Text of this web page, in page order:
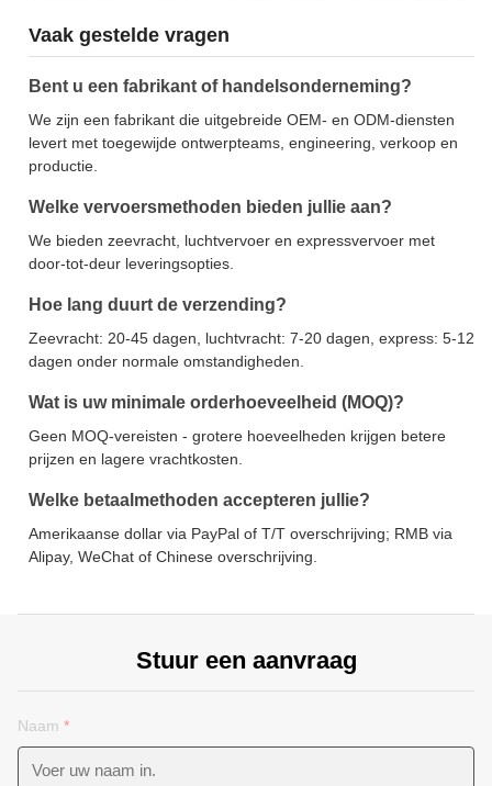
Vaak gestelde vragen
Bent u een fabrikant of handelsonderneming?
We zijn een fabrikant die uitgebreide OEM- en ODM-diensten
levert met toegewijde ontwerpteams, engineering, verkoop en
productie.
Welke vervoersmethoden bieden jullie aan?
We bieden zeevracht, luchtvervoer en expressvervoer met
door-tot-deur leveringsopties.
Hoe lang duurt de verzending?
Zeevracht: 20-45 dagen, luchtvracht: 7-20 dagen, express: 5-12
dagen onder normale omstandigheden.
Wat is uw minimale orderhoeveelheid (MOQ)?
Geen MOQ-vereisten - grotere hoeveelheden krijgen betere
prijzen en lagere vrachtkosten.
Welke betaalmethoden accepteren jullie?
Amerikaanse dollar via PayPal of T/T overschrijving; RMB via
Alipay, WeChat of Chinese overschrijving.
Stuur een aanvraag
Naam *